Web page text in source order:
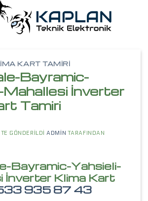
KART TAMIRI
Bayramic-
Mahallesi İnverter
Tamiri
TE GÖNDERILDI ADMIN TARAFINDAN
Bayramic-Yahsieli-
İnverter Klima Kart
935 87 43